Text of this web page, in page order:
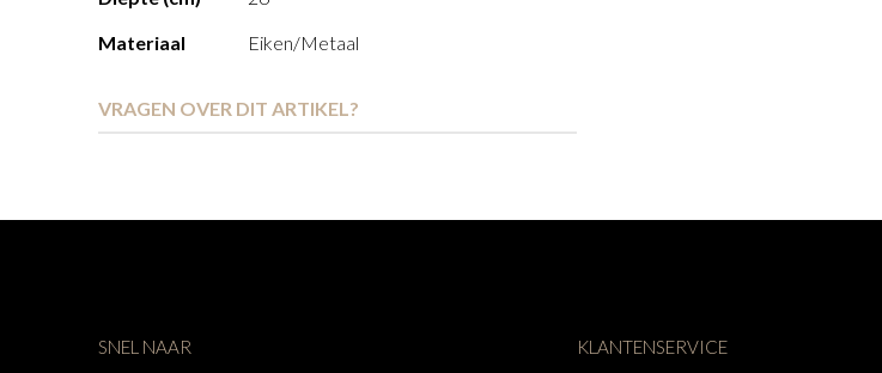
Materiaal
Eiken/Metaal
VRAGEN OVER DIT ARTIKEL?
SNEL NAAR KLANTENSERVICE